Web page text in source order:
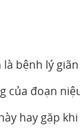
là bệnh lý
của đoạn
hay gặp